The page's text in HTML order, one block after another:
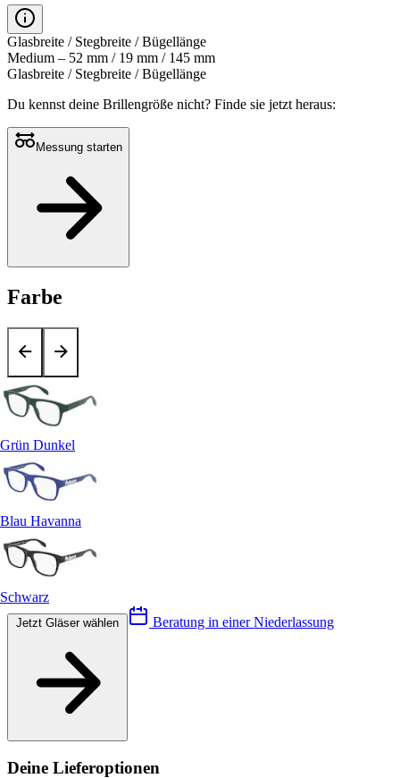
Glasbreite / Stegbreite / Bügellänge
Medium – 52 mm / 19 mm / 145 mm
Glasbreite / Stegbreite / Bügellänge
Du kennst deine Brillengröße nicht? Finde sie jetzt heraus:
Messung starten
Farbe
Grün Dunkel
Blau Havanna
Schwarz
Beratung in einer Niederlassung
Deine Lieferoptionen